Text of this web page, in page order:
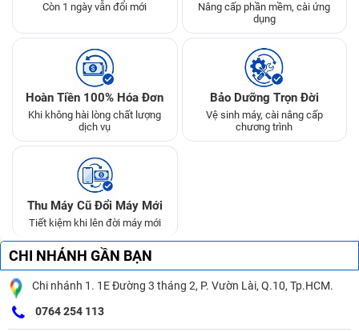
Còn 1 ngày vẫn đổi mới
Nâng cấp phần mềm, cài ứng
dụng
Hoàn Tiền 100% Hóa Đơn
Khi không hài lòng chất lượng
dịch vụ
Bảo Dưỡng Trọn Đời
Vệ sinh máy, cài nâng cấp
chương trình
Thu Máy Cũ Đổi Máy Mới
Tiết kiệm khi lên đời máy mới
CHI NHÁNH GẦN BẠN
Chi nhánh 1. 1E Đường 3 tháng 2, P. Vườn Lài, Q.10, Tp.HCM.
0764 254 113